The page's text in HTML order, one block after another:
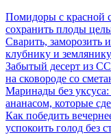
Помидоры с красной
сохранить плоды
Сварить, заморозить
клубнику и
Забытый десерт из
на сковороде со
Маринады без
ананасом, которые
Как победить
успокоить голод без